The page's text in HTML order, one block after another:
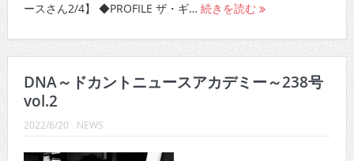
ースさん2/4】 ◆PROFILE ザ・ギ… 続きを読む
DNA～ドカントニュースアカデミー～238号
vol.2
2022/6/20 NEWS